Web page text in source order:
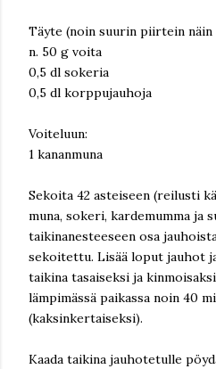
Täyte (noin suurin piirtein näin
n. 50 g voita
0,5 dl sokeria
0,5 dl korppujauhoja
Voiteluun:
1 kananmuna
Sekoita 42 asteiseen (reilusti
muna, sokeri, kardemumma ja
taikinanesteeseen osa
sekoitettu. Lisää loput jauhot
taikina tasaiseksi ja
lämpimässä paikassa noin 40
(kaksinkertaiseksi).
Kaada taikina jauhotetulle